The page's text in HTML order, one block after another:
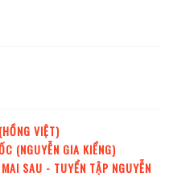
VIỆT)
(NGUYỄN GIA KIỂNG)
SAU - TUYỂN TẬP NGUYỄN